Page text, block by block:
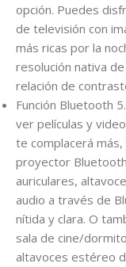
opción. Puedes
de televisión con
más ricas por la
resolución nativa
relación de
Función Bluetooth
ver películas y
te complacerá
proyector
auriculares,
audio a través de
nítida y clara. O
sala de cine/
altavoces estéreo